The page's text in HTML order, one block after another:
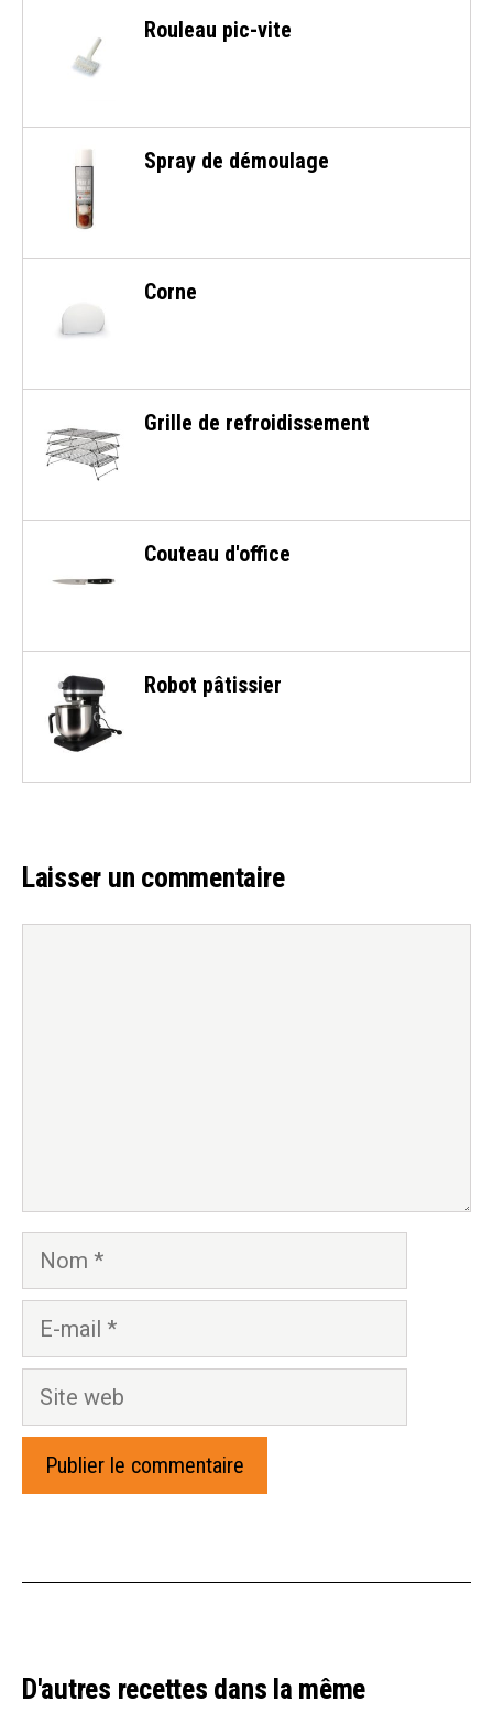
Rouleau pic-vite
Spray de démoulage
Corne
Grille de refroidissement
Couteau d'office
Robot pâtissier
Laisser un commentaire
Nom
Site
D'autres recettes dans la même